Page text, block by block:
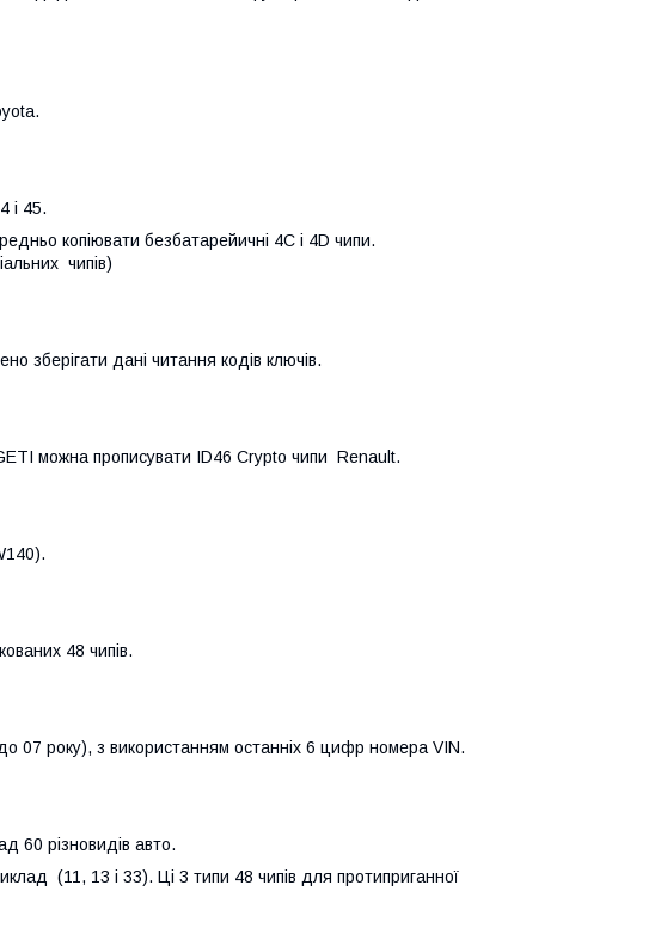
і 45.
копіювати безбатарейичні 4C і 4D чипи.
чипів)
зберігати дані читання кодів ключів.
можна прописувати ID46 Crypto чипи Renault.
48 чипів.
07 року), з використанням останніх 6 цифр номера VIN.
60 різновидів авто.
(11, 13 і 33). Ці 3 типи 48 чипів для протиприганної